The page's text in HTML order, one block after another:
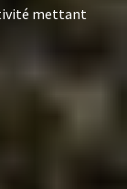
mettant